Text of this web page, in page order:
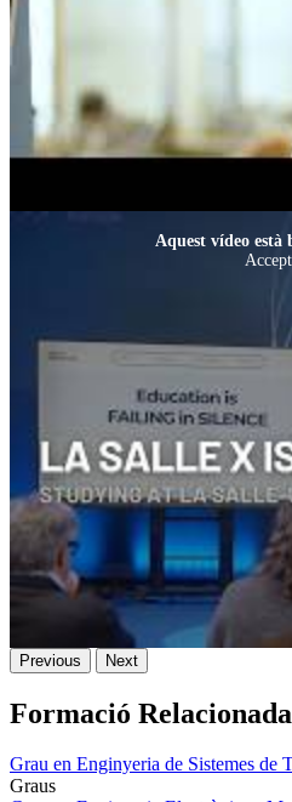
Aquest vídeo està
Previous Next
Formació Relacionada
Grau en Enginyeria de Sistemes de
Graus